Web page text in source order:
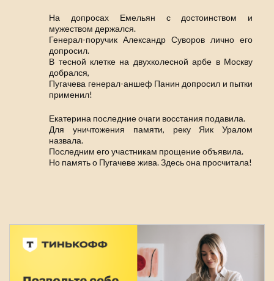
На допросах Емельян с достоинством и
мужеством держался.
Генерал-поручик Александр Суворов лично его
допросил.
В тесной клетке на двухколесной арбе в Москву
добрался,
Пугачева генерал-аншеф Панин допросил и пытки
применил!
Екатерина последние очаги восстания подавила.
Для уничтожения памяти, реку Яик Уралом
назвала.
Последним его участникам прощение объявила.
Но память о Пугачеве жива. Здесь она просчитала!